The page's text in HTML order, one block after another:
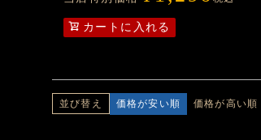
カートに入れる
並び替え 価格が安い順 価格が高い順